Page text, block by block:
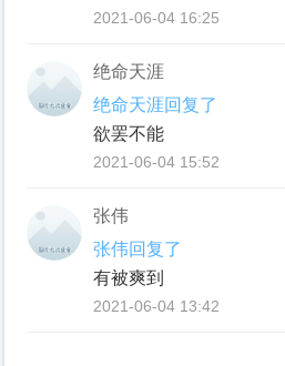
2021-06-04 16:25
绝命天涯
绝命天涯回复了
欲罢不能
2021-06-04 15:52
张伟
张伟回复了
有被爽到
2021-06-04 13:42